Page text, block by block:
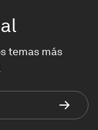
temas más